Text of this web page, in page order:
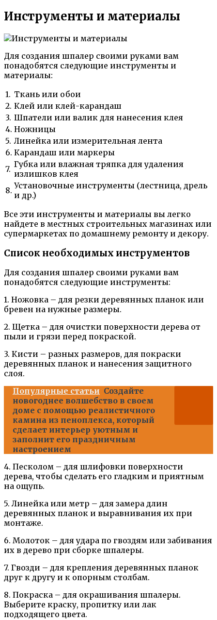
Инструменты и материалы
Для создания шпалер своими руками вам
понадобятся следующие инструменты и
материалы:
1. Ткань или обои
2. Клей или клей-карандаш
3. Шпатели или валик для нанесения клея
4. Ножницы
5. Линейка или измерительная лента
6. Карандаш или маркеры
7. Губка или влажная тряпка для удаления
излишков клея
8. Установочные инструменты (лестница, дрель
и др.)
Все эти инструменты и материалы вы легко
найдете в местных строительных магазинах или
супермаркетах по домашнему ремонту и декору.
Список необходимых инструментов
Для создания шпалер своими руками вам
понадобятся следующие инструменты:
1. Ножовка – для резки деревянных планок или
бревен на нужные размеры.
2. Щетка – для очистки поверхности дерева от
пыли и грязи перед покраской.
3. Кисти – разных размеров, для покраски
деревянных планок и нанесения защитного
слоя.
Популярные статьи Создайте
новогоднее волшебство в своем
доме с помощью реалистичного
камина из пеноплекса, который
сделает интерьер уютным и
заполнит его праздничным
настроением
4. Песколом – для шлифовки поверхности
дерева, чтобы сделать его гладким и приятным
на ощупь.
5. Линейка или метр – для замера длин
деревянных планок и выравнивания их при
монтаже.
6. Молоток – для удара по гвоздям или забивания
их в дерево при сборке шпалеры.
7. Гвозди – для крепления деревянных планок
друг к другу и к опорным столбам.
8. Покраска – для окрашивания шпалеры.
Выберите краску, пропитку или лак
подходящего цвета.